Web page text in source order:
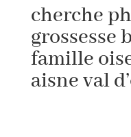
cherche
grossesse
famille
aisne val